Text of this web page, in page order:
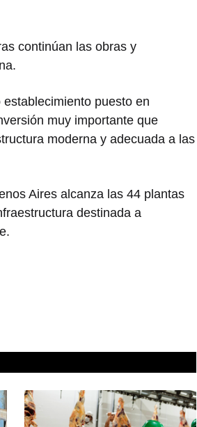
continúan las obras y
puesto en
muy importante que
moderna y adecuada a las
Aires alcanza las 44 plantas
destinada a